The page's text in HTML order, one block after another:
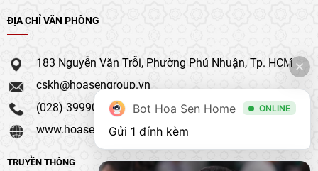
ĐỊA CHỈ VĂN PHÒNG
183 Nguyễn Văn Trỗi, Phường Phú Nhuận, Tp. HCM
cskh@hoasengroup.vn
(028) 39990 111
www.hoasengroup.vn
TRUYỀN THÔNG
Bot Hoa Sen Home ONLINE
Gửi 1 đính kèm